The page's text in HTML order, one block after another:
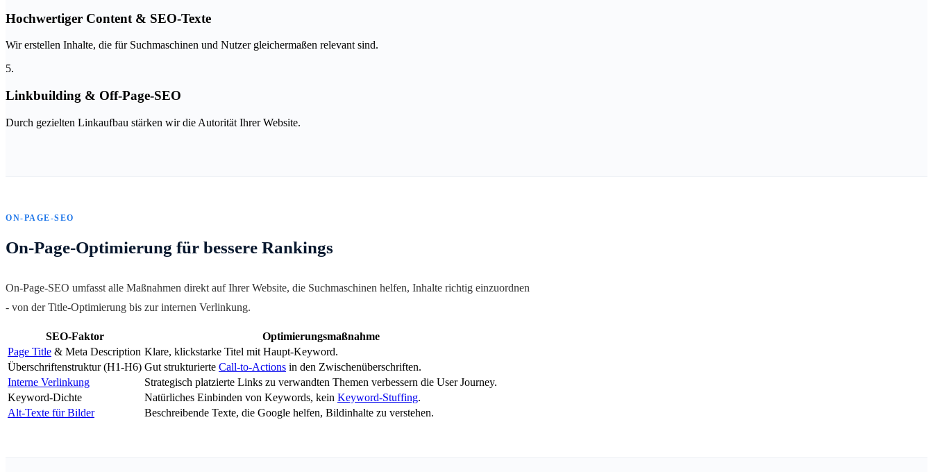
Hochwertiger Content & SEO-Texte
Wir erstellen Inhalte, die für Suchmaschinen und Nutzer gleichermaßen relevant sind.
5.
Linkbuilding & Off-Page-SEO
Durch gezielten Linkaufbau stärken wir die Autorität Ihrer Website.
ON-PAGE-SEO
On-Page-Optimierung für bessere Rankings
On-Page-SEO umfasst alle Maßnahmen direkt auf Ihrer Website, die Suchmaschinen helfen, Inhalte richtig einzuordnen
- von der Title-Optimierung bis zur internen Verlinkung.
SEO-Faktor
Optimierungsmaßnahme
Page Title & Meta Description Klare, klickstarke Titel mit Haupt-Keyword.
Überschriftenstruktur (H1-H6) Gut strukturierte Call-to-Actions in den Zwischenüberschriften.
Interne Verlinkung
Strategisch platzierte Links zu verwandten Themen verbessern die User Journey.
Keyword-Dichte
Natürliches Einbinden von Keywords, kein Keyword-Stuffing.
Alt-Texte für Bilder
Beschreibende Texte, die Google helfen, Bildinhalte zu verstehen.